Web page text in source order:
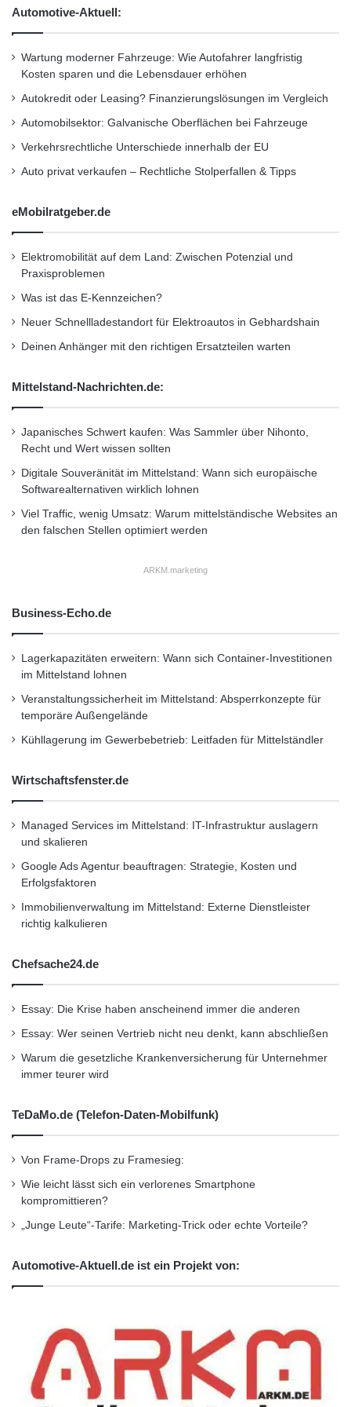
Marke Mercedes-Benz. An der
Fachhochschule freut sich Prof. Nevoigt
darüber, die Qualität und Attraktivität der Lehre
mit den neuen Fahrzeug weiter steigern zu
innovative Fahrerassistenz- und
Fahrwerkregelsysteme.
Auf den öffentlichen Straßen in Iserlohn wird
man den schicken 204 PS starken Sportwagen
auch bei Sonnenschein nicht sehen, da es als
nichtserienreifes Erprobungsfahrzeug keine
Straßenzulassung erhält. Auch Sicht der
Fachhochschule ist dies, sieht man vom
Frauenstuhlweg verfügt über eine Reihe von
Gesamtfahrzeug-Prüfständen, auf denen der
neue Mercedes SLK von den Studierenden im
Rahmen ihrer Praktika gefahren und erprobt
werden kann.
Fachhochschule Südwestfalen
Mercedes SLK 250 CDI
6F
t
Automotive-Aktuell:
Wartung moderner Fahrzeuge: Wie Autofahrer langfristig
Kosten sparen und die Lebensdauer erhöhen
Autokredit oder Leasing? Finanzierungslösungen im Vergleich
Automobilsektor: Galvanische Oberflächen bei Fahrzeuge
Verkehrsrechtliche Unterschiede innerhalb der EU
Auto privat verkaufen – Rechtliche Stolperfallen & Tipps
eMobilratgeber.de
Elektromobilität auf dem Land: Zwischen Potenzial und
Praxisproblemen
Was ist das E-Kennzeichen?
Neuer Schnellladestandort für Elektroautos in Gebhardshain
Deinen Anhänger mit den richtigen Ersatzteilen warten
Mittelstand-Nachrichten.de:
Japanisches Schwert kaufen: Was Sammler über Nihonto,
Recht und Wert wissen sollten
Digitale Souveränität im Mittelstand: Wann sich europäische
Softwarealternativen wirklich lohnen
Viel Traffic, wenig Umsatz: Warum mittelständische Websites an
den falschen Stellen optimiert werden
ARKM.marketing
Business-Echo.de
Lagerkapazitäten erweitern: Wann sich Container-Investitionen
im Mittelstand lohnen
Veranstaltungssicherheit im Mittelstand: Absperrkonzepte für
temporäre Außengelände
Kühllagerung im Gewerbebetrieb: Leitfaden für Mittelständler
Wirtschaftsfenster.de
Managed Services im Mittelstand: IT-Infrastruktur auslagern
und skalieren
Google Ads Agentur beauftragen: Strategie, Kosten und
Erfolgsfaktoren
Immobilienverwaltung im Mittelstand: Externe Dienstleister
richtig kalkulieren
Chefsache24.de
Essay: Die Krise haben anscheinend immer die anderen
Essay: Wer seinen Vertrieb nicht neu denkt, kann abschließen
Warum die gesetzliche Krankenversicherung für Unternehmer
immer teurer wird
TeDaMo.de (Telefon-Daten-Mobilfunk)
Von Frame-Drops zu Framesieg:
Wie leicht lässt sich ein verlorenes Smartphone
kompromittieren?
„Junge Leute“-Tarife: Marketing-Trick oder echte Vorteile?
Automotive-Aktuell.de ist ein Projekt von: